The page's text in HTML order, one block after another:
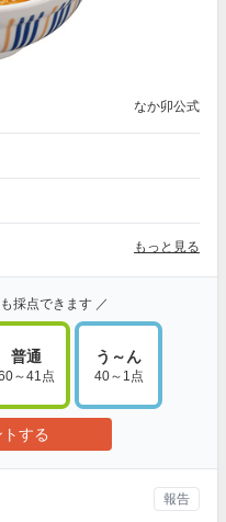
なか卯公式
もっと見る
採点できます ／
普通
～41点
う～ん
40～1点
する
報告